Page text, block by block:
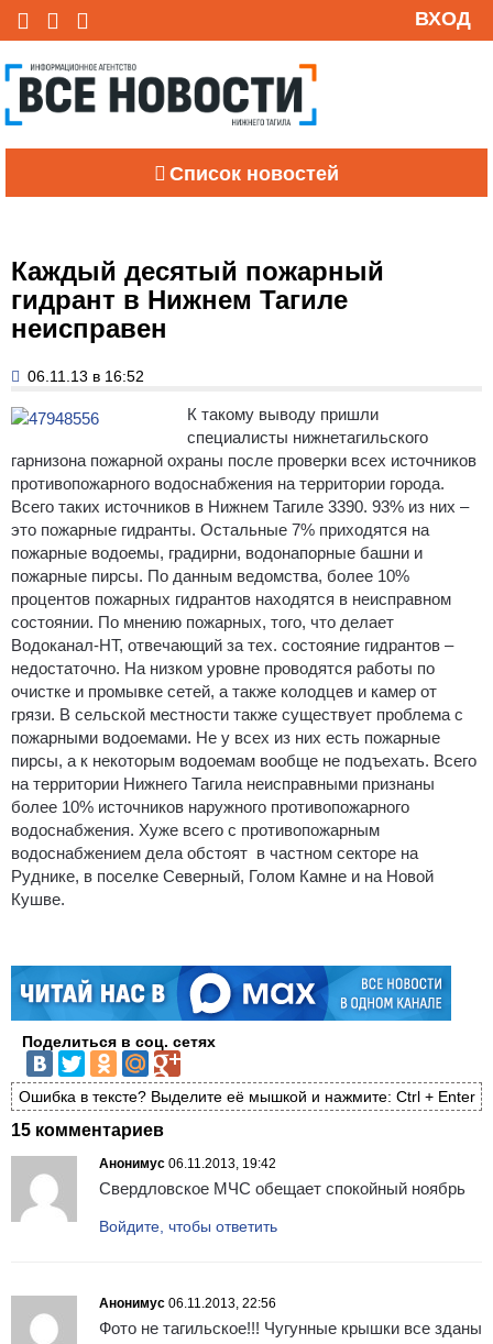
ВХОД
Список новостей
Каждый десятый пожарный
гидрант в Нижнем Тагиле
неисправен
06.11.13 в 16:52
К такому выводу пришли
специалисты нижнетагильского
гарнизона пожарной охраны после проверки всех источников
противопожарного водоснабжения на территории города.
Всего таких источников в Нижнем Тагиле 3390. 93% из них –
это пожарные гидранты. Остальные 7% приходятся на
пожарные водоемы, градирни, водонапорные башни и
пожарные пирсы. По данным ведомства, более 10%
процентов пожарных гидрантов находятся в неисправном
состоянии. По мнению пожарных, того, что делает
Водоканал-НТ, отвечающий за тех. состояние гидрантов –
недостаточно. На низком уровне проводятся работы по
очистке и промывке сетей, а также колодцев и камер от
грязи. В сельской местности также существует проблема с
пожарными водоемами. Не у всех из них есть пожарные
пирсы, а к некоторым водоемам вообще не подъехать. Всего
на территории Нижнего Тагила неисправными признаны
более 10% источников наружного противопожарного
водоснабжения. Хуже всего с противопожарным
водоснабжением дела обстоят в частном секторе на
Руднике, в поселке Северный, Голом Камне и на Новой
Кушве.
Поделиться в соц. сетях
Ошибка в тексте? Выделите её мышкой и нажмите: Ctrl + Enter
15 комментариев
Анонимус 06.11.2013, 19:42
Свердловское МЧС обещает спокойный ноябрь
Войдите, чтобы ответить
Анонимус 06.11.2013, 22:56
Фото не тагильское!!! Чугунные крышки все зданы